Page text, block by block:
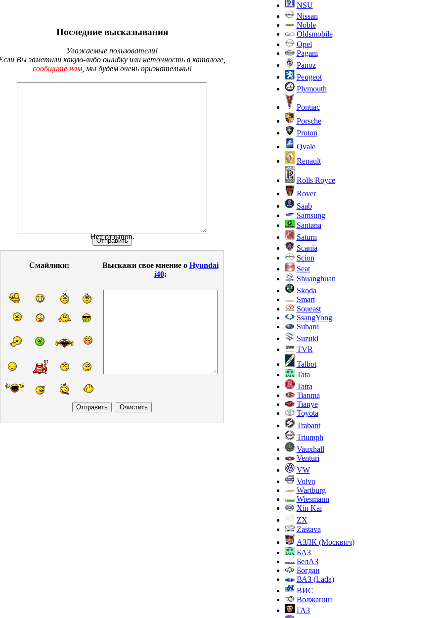
Последние высказывания
Уважаемые пользователи!
Вы заметили какую-либо ошибку или неточность в каталоге,
сообщите нам, мы будем очень признательны!
Нет отзывов.
Смайлики: Выскажи свое мнение о Hyundai
i40:
NSU
Nissan
Noble
Oldsmobile
Opel
Pagani
Panoz
Peugeot
Plymouth
Pontiac
Porsche
Proton
Qvale
Renault
Rolls Royce
Rover
Saab
Samsung
Santana
Saturn
Scania
Scion
Seat
Shuanghuan
Skoda
Smart
Soueast
SsangYong
Subaru
Suzuki
TVR
Talbot
Tata
Tatra
Tianma
Tianye
Toyota
Trabant
Triumph
Vauxhall
Venturi
VW
Volvo
Wartburg
Wiesmann
Xin Kai
ZX
Zastava
АЗЛК (Москвич)
БАЗ
БелАЗ
Богдан
ВАЗ (Lada)
ВИС
Волжанин
ГАЗ